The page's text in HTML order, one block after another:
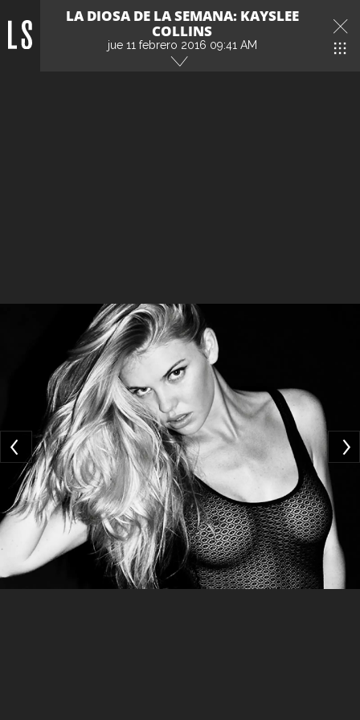
LA DIOSA DE LA SEMANA: KAYSLEE
COLLINS
jue 11 febrero 2016 09:41 AM